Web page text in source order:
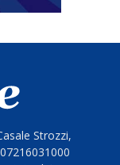
Strozzi,